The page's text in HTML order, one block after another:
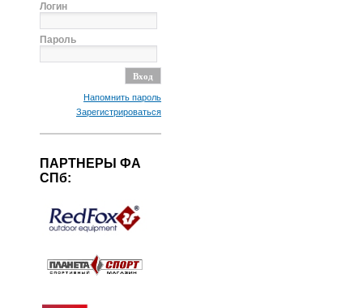
Логин
Пароль
Напомнить пароль
Зарегистрироваться
ПАРТНЕРЫ ФА
СПб: